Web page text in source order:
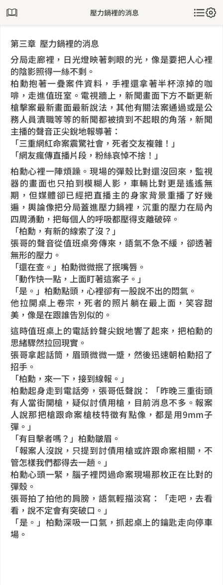
壓力鍋裡的消息
第三章 壓力鍋裡的消息
分局走廊裡，日光燈映著刺眼的光，像是要把人心裡
的陰影照得一絲不剩。
柏勳抱著一疊案件資料，手裡還拿著半杯涼掉的咖
啡，走進值班室。電視牆上，新聞畫面下方不斷更新
槍擊案最新畫面最新說法，其他有關法案通過或是公
務人員瀆職等等的新聞都被擠到不起眼的角落，新聞
主播的聲音正尖銳地報導著：
「三重網紅命案震驚社會，死者交友複雜！」
「網友瘋傳直播片段，粉絲哀悼不捨！」
柏勳心裡一陣煩躁。現場的彈殼比對還沒回來，監視
器的畫面也只拍到模糊人影，車輛比對更是遙遙無
期，但媒體卻已經把直播主的身家背景重播了好幾
遍，輿論像把分局蓋進壓力鍋裡，沉重的壓力在局內
四周湧動，把每個人的呼吸都壓得支離破碎。
「柏勳，有新的線索了沒？」
張哥的聲音從值班桌旁傳來，語氣不急不緩，卻透著
無形的壓力。
「還在查。」柏勳微微抿了抿嘴唇。
「動作快一點，上面盯著這案子。」
「是。」柏勳點頭，心裡卻有一股說不出的悶氣。
他拉開桌上卷宗，死者的照片躺在最上面，笑容甜
美，像是在跟誰告別似的。
這時值班桌上的電話鈴聲尖銳地響了起來，把柏勳的
思緒驟然拉回現實。
張哥拿起話筒，眉頭微微一蹙，然後迅速朝柏勳招了
招手。
「柏勳，來一下，接到線報。」
柏勳起身走到電話旁，張哥低聲說：「昨晚三重街頭
有人當街開槍，疑似討債用槍，目前消息不多。報案
人說那把槍跟命案槍枝特徵有點像，都是用9mm子
彈。」
「有目擊者嗎？」柏勳皺眉。
「報案人沒說，只提到討債用槍或許跟命案相關，不
管怎樣我們都得去一趟。」
柏勳心頭一緊，腦子裡閃過命案現場那枚正在比對的
彈殼。
張哥拍了拍他的肩膀，語氣輕描淡寫：「走吧，去看
看，說不定會有突破口。」
「是。」柏勳深吸一口氣，抓起桌上的鑰匙走向停車
場。